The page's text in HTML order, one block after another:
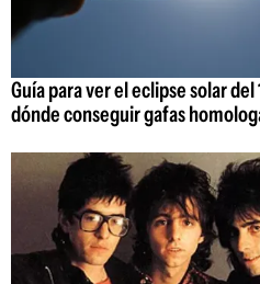
Guía para ver el eclipse solar del
dónde conseguir gafas